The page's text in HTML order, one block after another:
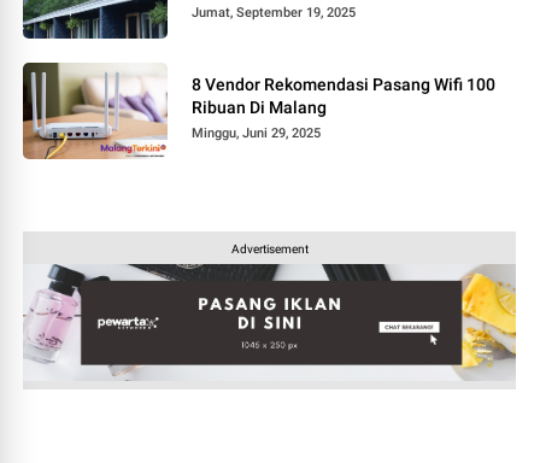
Jumat, September 19, 2025
8 Vendor Rekomendasi Pasang Wifi 100
Ribuan Di Malang
Minggu, Juni 29, 2025
Advertisement